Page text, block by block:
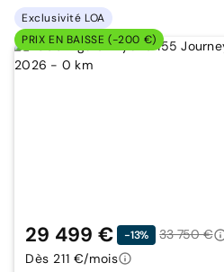
Exclusivité LOA
PRIX EN BAISSE (-200 €)
29 499 € -13%
33 750 €
Dès 211 €/mois